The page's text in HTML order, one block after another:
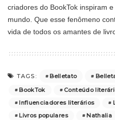
criadores do BookTok inspiram
mundo. Que esse fenômeno
vida de todos os amantes de
TAGS: Belletato
BookTok
Conteúdo
Influenciadores literários
Livros populares
Nathalia